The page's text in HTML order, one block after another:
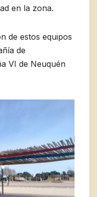
en la zona.
de estos equipos
de
VI de Neuquén